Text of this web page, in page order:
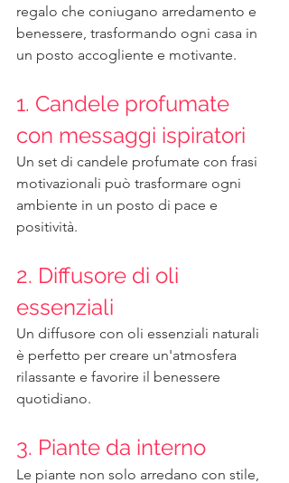
regalo che coniugano arredamento e
benessere, trasformando ogni casa in
un posto accogliente e motivante.
1. Candele profumate
con messaggi ispiratori
Un set di candele profumate con frasi
motivazionali può trasformare ogni
ambiente in un posto di pace e
positività.
2. Diffusore di oli
essenziali
Un diffusore con oli essenziali naturali
è perfetto per creare un'atmosfera
rilassante e favorire il benessere
quotidiano.
3. Piante da interno
Le piante non solo arredano con stile,